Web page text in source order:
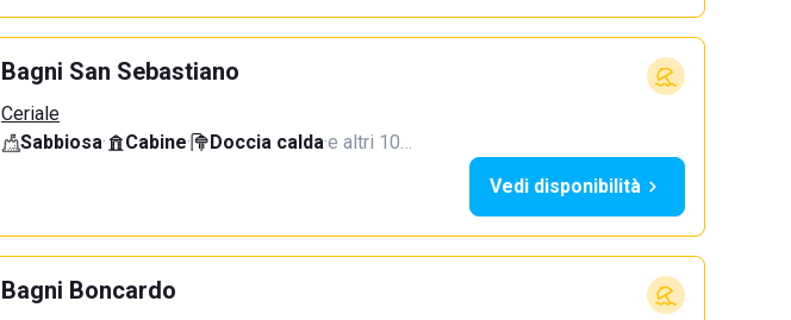
Bagni San Sebastiano
Ceriale
Sabbiosa· Cabine· Doccia calda·e altri 10…
Vedi disponibilità
Bagni Boncardo